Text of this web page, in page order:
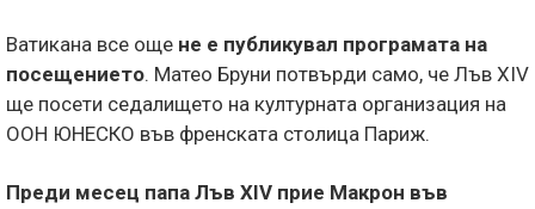
Ватикана все още не е публикувал програмата на
посещението. Матео Бруни потвърди само, че Лъв XIV
ще посети седалището на културната организация на
ООН ЮНЕСКО във френската столица Париж.
Преди месец папа Лъв XIV прие Макрон във